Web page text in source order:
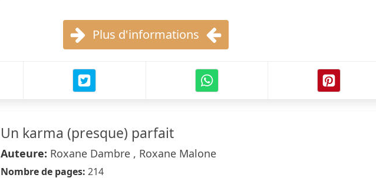
Plus d'informations
Un karma (presque) parfait
Auteure: Roxane Dambre , Roxane Malone
Nombre de pages: 214